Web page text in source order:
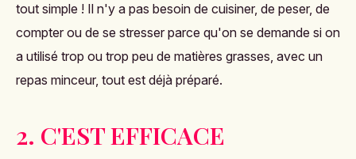
tout simple ! Il n'y a pas besoin de cuisiner, de peser, de
compter ou de se stresser parce qu'on se demande si on
a utilisé trop ou trop peu de matières grasses, avec un
repas minceur, tout est déjà préparé.
2. C'EST EFFICACE